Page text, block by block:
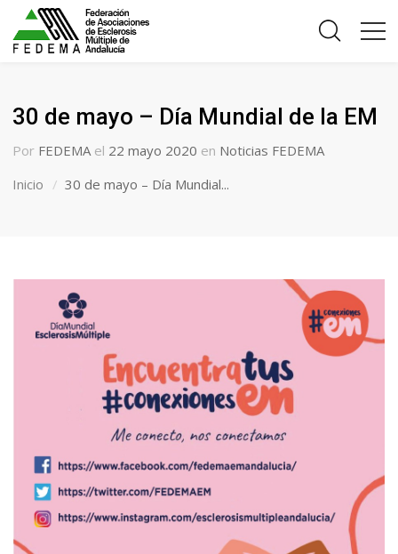
30 de mayo – Día Mundial de la EM
Por FEDEMA el 22 mayo 2020 en Noticias FEDEMA
Inicio
30 de mayo – Día Mundial...